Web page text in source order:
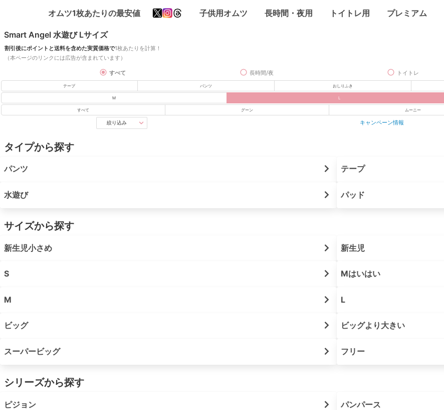
オムツ1枚あたりの最安値 子供用オムツ 長時間・夜用 トイトレ用 プレミアム
Smart Angel 水遊び Lサイズ
割引後にポイントと送料を含めた実質価格で1枚あたりを計算！
（本ページのリンクには広告が含まれています）
すべて 長時間/夜 トイトレ
テープ パンツ おしりふき
M L
すべて グーン ムーニー
絞り込み キャンペーン情報
タイプから探す
パンツ テープ
水遊び パッド
サイズから探す
新生児小さめ 新生児
S Mはいはい
M L
ビッグ ビッグより大きい
スーパービッグ フリー
シリーズから探す
ピジョン パンパース